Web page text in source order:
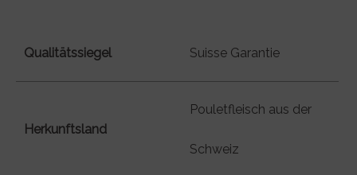
Qualitätssiegel Suisse Garantie
Herkunftsland
Pouletfleisch aus der
Schweiz